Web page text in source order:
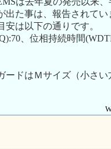
出た事は、報告されて
安は以下の通りです。
、位相持続時間
ードはＭサイズ（小さ